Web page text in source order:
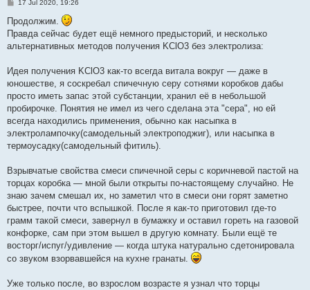
P
s
t
17 Jul 2020, 19:26
Продолжим.
Правда сейчас будет ещё немного предысторий, и несколько
альтернативных методов получения KClO3 без электролиза:
Идея получения KClO3 как-то всегда витала вокруг — даже в
юношестве, я соскребал спичечную серу сотнями коробков дабы
просто иметь запас этой субстанции, хранил её в небольшой
пробирочке. Понятия не имел из чего сделана эта "сера", но ей
всегда находились применения, обычно как насыпка в
электролампочку(самодельный электроподжиг), или насыпка в
термоусадку(самодельный фитиль).
Взрывчатые свойства смеси спичечной серы с коричневой пастой на
торцах коробка — мной были открыты по-настоящему случайно. Не
знаю зачем смешал их, но заметил что в смеси они горят заметно
быстрее, почти что вспышкой. После я как-то приготовил где-то
грамм такой смеси, завернул в бумажку и оставил гореть на газовой
конфорке, сам при этом вышел в другую комнату. Были ещё те
восторг/испуг/удивление — когда штука натурально сдетонировала
со звуком взорвавшейся на кухне гранаты.
Уже только после, во взрослом возрасте я узнал что торцы